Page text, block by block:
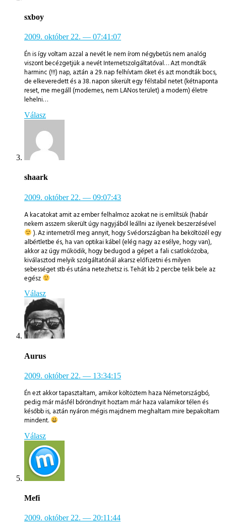
sxboy
2009. október 22. — 07:41:07
Én is így voltam azzal a nevét le nem írom négybetűs nem analóg
viszont becézgetjük a nevét Internetszolgáltatóval… Azt mondták
harminc (!!!) nap, aztán a 29. nap felhívtam őket és azt mondták bocs,
de elkeveredett és a 38. napon sikerült egy félstabil netet (kétnaponta
reset, me megáll (modemes, nem LANos terület) a modem) életre
lehelni…
Válasz
shaark
2009. október 22. — 09:07:43
A kacatokat amit az ember felhalmoz azokat ne is említsük (habár
nekem asszem sikerült úgy nagyjából leállni az ilyenek beszerzésével
). Az internetről meg annyit, hogy Svédországban ha beköltözél egy
albértletbe és, ha van optikai kábel (elég nagy az esélye, hogy van),
akkor az úgy működik, hogy bedugod a gépet a fali csatlokózoba,
kiválasztod melyik szolgáltatónál akarsz előfizetni és milyen
sebességet stb és utána netezhetsz is. Tehát kb 2 percbe telik bele az
egész
Válasz
Aurus
2009. október 22. — 13:34:15
Én ezt akkor tapasztaltam, amikor költöztem haza Németországbó,
pedig már másfél bőröndnyit hoztam már haza valamikor télen és
később is, aztán nyáron mégis majdnem meghaltam mire bepakoltam
mindent.
Válasz
Mefi
2009. október 22. — 20:11:44